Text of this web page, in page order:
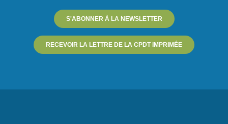
S'ABONNER À LA NEWSLETTER
RECEVOIR LA LETTRE DE LA CPDT IMPRIMÉE